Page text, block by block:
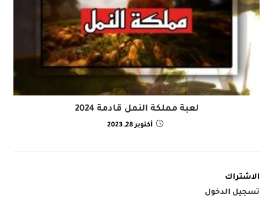
لعبة مملكة النمل قادمة 2024
أكتوبر 28, 2023
الاشتراك
تسجيل الدخول